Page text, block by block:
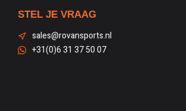
STEL JE VRAAG
sales@rovansports.nl
+31(0)6 31 37 50 07